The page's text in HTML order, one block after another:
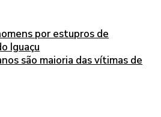
por estupros de
Iguaçu
são maioria das vítimas de